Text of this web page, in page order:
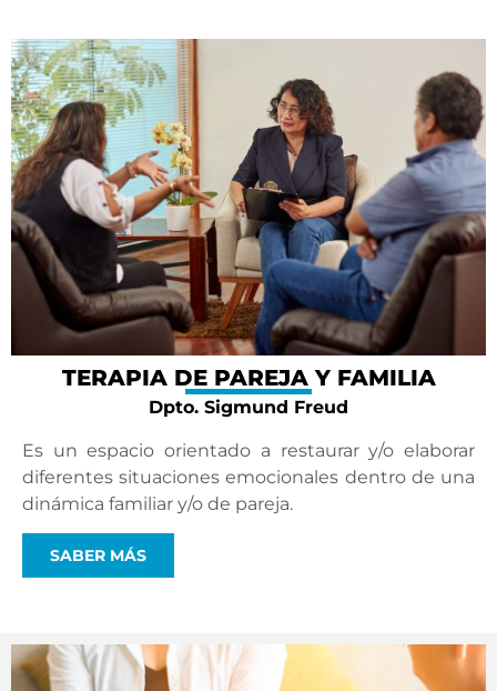
TERAPIA DE PAREJA Y FAMILIA
Dpto. Sigmund Freud
Es un espacio orientado a restaurar y/o elaborar
diferentes situaciones emocionales dentro de una
dinámica familiar y/o de pareja.
SABER MÁS